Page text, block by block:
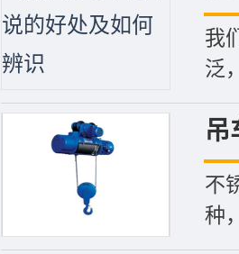
我
泛
吊
不
种